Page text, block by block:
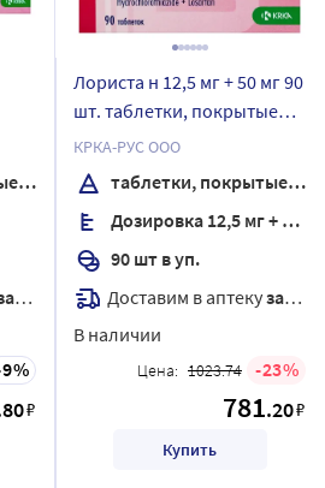
9
₽
Лориста н 12,5 мг + 50 мг 90
шт. таблетки, покрытые
пленочной оболочкой
КРКА-РУС ООО
таблетки, покрытые пленочной оболочкой
Дозировка 12,5 мг + 50 мг
90 шт в уп.
Доставим в аптекузавтра
В наличии
Цена: 1023.74 23
781.20₽
Купить